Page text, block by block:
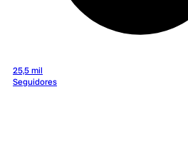
25,5 mil
Seguidores